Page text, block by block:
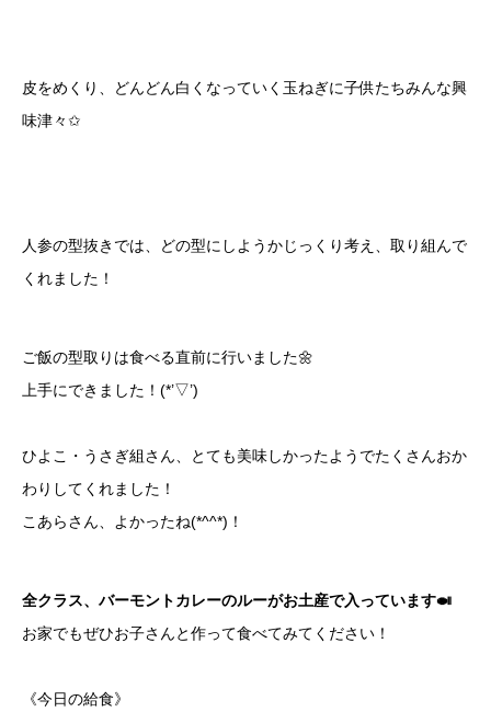
皮をめくり、どんどん白くなっていく玉ねぎに子供たちみんな興
味津々✩
人参の型抜きでは、どの型にしようかじっくり考え、取り組んで
くれました！
ご飯の型取りは食べる直前に行いました🌼
上手にできました！(*’▽’)
ひよこ・うさぎ組さん、とても美味しかったようでたくさんおか
わりしてくれました！
こあらさん、よかったね(*^^*)！
全クラス、バーモントカレーのルーがお土産で入っています🍛
お家でもぜひお子さんと作って食べてみてください！
《今日の給食》